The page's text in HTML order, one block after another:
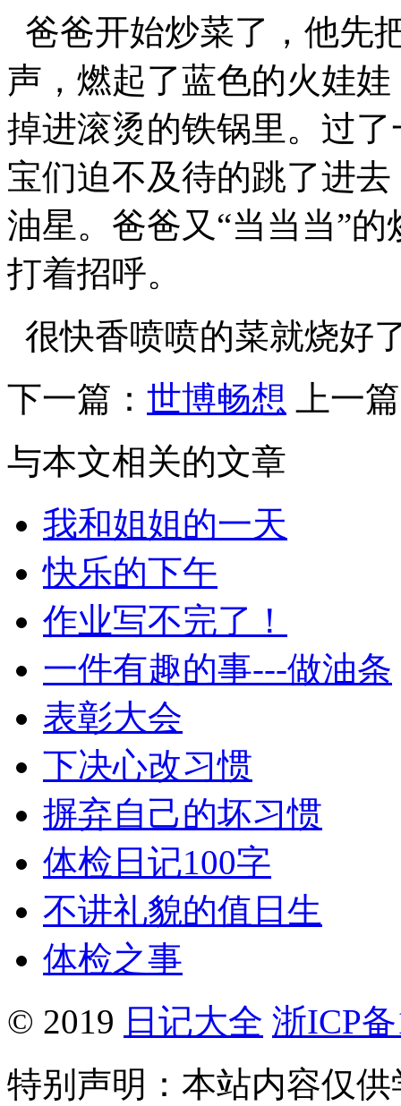
爸爸开始炒菜了，他先
声，燃起了蓝色的火娃
掉进滚烫的铁锅里。过
宝们迫不及待的跳了进
油星。爸爸又“当当当”
打着招呼。
很快香喷喷的菜就烧好
下一篇： 世博畅想
上一
与本文相关的文章
我和姐姐的一天
快乐的下午
作业写不完了！
一件有趣的事---做油条
表彰大会
下决心改习惯
摒弃自己的坏习惯
体检日记100字
不讲礼貌的值日生
体检之事
© 2019 日记大全 浙ICP
特别声明：本站内容仅